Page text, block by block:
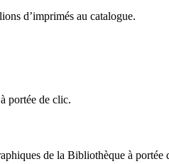
d’imprimés au catalogue.
portée de clic.
de la Bibliothèque à portée